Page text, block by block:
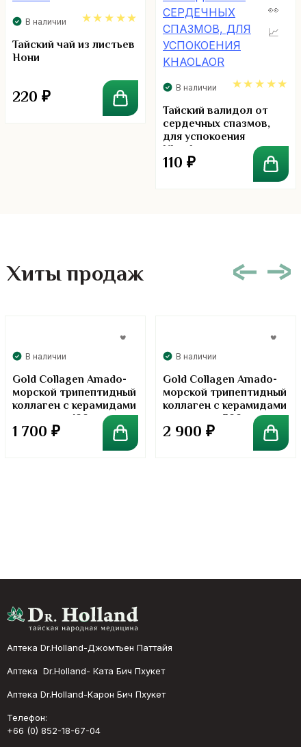
В наличии
5.00
Тайский чай из листьев
Нони
220 ₽ В наличии
5.00
Тайский валидол от
сердечных спазмов,
для успокоения
Khaolaor
110 ₽
Хиты продаж
В наличии
Gold Collagen Amado-
морской трипептидный
коллаген с керамидами
в порошке. 100 грамм
1 700 ₽
В наличии
Gold Collagen Amado-
морской трипептидный
коллаген с керамидами
в порошке. 300 грамм
2 900 ₽
Аптека Dr.Holland-Джомтьен Паттайя
Аптека Dr.Holland- Ката Бич Пхукет
Аптека Dr.Holland-Карон Бич Пхукет
Телефон:
+66 (0) 852-18-67-04